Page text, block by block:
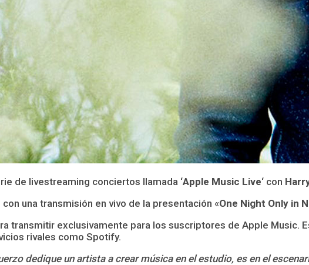
de livestreaming conciertos llamada ‘Apple Music Live‘ con
una transmisión en vivo de la presentación «One Night Only in
transmitir exclusivamente para los suscriptores de Apple Music.
rivales como Spotify.
dedique un artista a crear música en el estudio, es en el